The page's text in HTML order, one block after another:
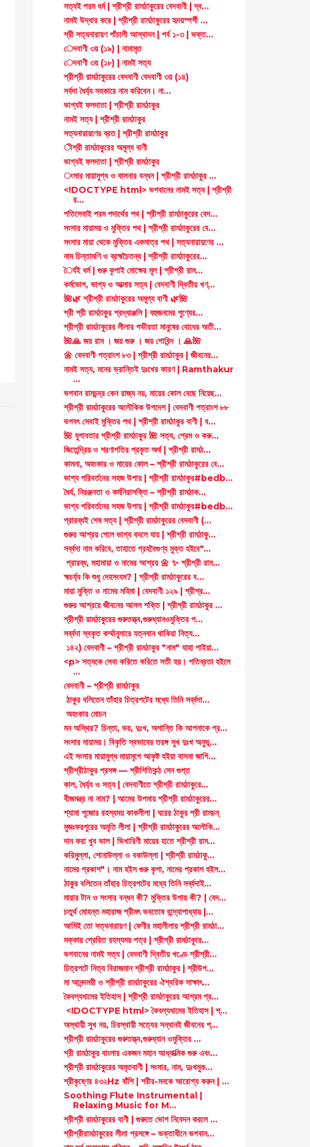
সত্যই পরম ধর্ম | শ্রীশ্রী রামঠাকুরের বেদবাণী | দ্ব...
নামই উদ্ধার করে | শ্রীশ্রী রামঠাকুরের হৃদয়স্পর্শী ...
শ্রী সত্যনারায়ণ পাঁচালী আস্বাদন | পর্ব ১-৩ | ভক্ত...
েদবাণী ৩য় (১৯) | নামামৃত
েদবাণী ৩য় (১৮) | নামই সত্য
শ্রীশ্রী রামঠাকুরের বেদবাণী বেদবাণী ৩য় (১৪)
সর্বদা ধৈর্য্য সহকারে নাম করিবেন। না...
ভাগ্যই ফলদাতা | শ্রীশ্রী রামঠাকুর
নামই সত্য | শ্রীশ্রী রামঠাকুর
সত্যনারায়ণের ব্রত | শ্রীশ্রী রামঠাকুর
ীশ্রী রামঠাকুরের অমূল্য বাণী
ভাগ্যই ফলদাতা | শ্রীশ্রী রামঠাকুর
ংসার মায়ামুগ্ধ ও বাসনার বন্ধন | শ্রীশ্রী রামঠাকুর ...
<!DOCTYPE html> ভগবানের নামই সত্য | শ্রীশ্রী
র...
পতিসেবাই পরম পদার্থের পথ | শ্রীশ্রী রামঠাকুরের বেদ...
সংসার মায়াময় ও মুক্তির পথ | শ্রীশ্রী রামঠাকুরের বে...
সংসার মায়া থেকে মুক্তির একমাত্র পথ | সত্যনারায়ণের ...
নাম চিন্তামণি ও ব্রহ্মচৈতন্য | শ্রীশ্রী রামঠাকুরের...
ৈর্যই ধর্ম | গুরু কৃপাই মোক্ষের মূল | শ্রীশ্রী রাম...
কর্মভোগ, ভাগ্য ও আত্মার সত্য | বেদবাণী দ্বিতীয় খণ্...
🌺🌿 শ্রীশ্রী রামঠাকুরের অমূল্য বাণী 🌿🌺
শ্রী শ্রী রামঠাকুর শ্রদ্ধাঞ্জলি | বহুজনমের পুণ্যের...
শ্রীশ্রী রামঠাকুরের লীলার গভীরতা মানুষের বোধের অতী...
🌺🙏 জয় রাম । জয় গুরু । জয় গোবিন্দ । 🙏🌺
🌼 বেদবাণী পত্রাংশ ৮৩ | শ্রীশ্রী রামঠাকুর | জীবনের...
নামই সত্য, মনের ভ্রান্তিই দুঃখের কারণ | Ramthakur
...
ভগবান রামচন্দ্র কেন রাজ্য নয়, মায়ের কোল বেছে নিয়েছ...
শ্রীশ্রী রামঠাকুরের অলৌকিক উপদেশ | বেদবাণী পত্রাংশ ৮৮
ভগবৎ সেবাই মুক্তির পথ | শ্রীশ্রী রামঠাকুর বাণী | ব...
🌺 যুগাবতার শ্রীশ্রী রামঠাকুর 🌺 সত্য, প্রেম ও করু...
জিতেন্দ্রিয় ও শরণাগতির প্রকৃত অর্থ | শ্রীশ্রী রামঠ...
কামনা, অহংকার ও মায়ের কোল – শ্রীশ্রী রামঠাকুরের বে...
ভাগ্য পরিবর্তনের সহজ উপায় | শ্রীশ্রী রামঠাকুর#bedb...
ধৈর্য, নিরঞ্জনতা ও কর্মনিরাসক্তি – শ্রীশ্রী রামঠাক...
ভাগ্য পরিবর্তনের সহজ উপায় | শ্রীশ্রী রামঠাকুর#bedb...
প্রারব্ধই শেষ সত্য | শ্রীশ্রী রামঠাকুরের বেদবাণী (...
গুরুর আশ্রয় পেলে ভাগ্য বদলে যায় | শ্রীশ্রী রামঠাকু...
সর্ব্বদা নাম করিবে, তাহাতে গ্রহবৈগুণ্য মুক্ত হইবে"...
প্রারব্ধ, মহামায়া ও নামের আশ্রয় 🌼 ✨ শ্রীশ্রী রাম...
হ্মচর্য্য কি শুধু দেহসংযম? | শ্রীশ্রী রামঠাকুরের ব...
মায়া মুক্তি ও নামের মহিমা | বেদবাণী ১২৯ | শ্রীশ্র...
গুরুর আশ্রয়ে জীবনের আসল শক্তি | শ্রীশ্রী রামঠাকুর ...
শ্রীশ্রী রামঠাকুরের গুরুতত্ত্ব,গুরুধ্যানওমুক্তির প...
সর্ব্বদা স্বকৃত কর্ম্মানুসারে যত্নবান থাকিয়া নিত্য...
১৪২) বেদবাণী – শ্রীশ্রী রামঠাকুর "নাম" যাহা পাইয়া...
<p> সত্যকে সেবা করিতে করিতে সতী হয়। পতিব্রতা হইলে
...
বেদবাণী – শ্রীশ্রী রামঠাকুর
ঠাকুর বলিতেন তাঁহার চিত্রপটের মধ্যে তিনি সর্ব্বদা...
অহংকার মোচন
মন অস্থির? চিন্তা, ভয়, দুঃখ, অশান্তি কি আপনাকে গ্র...
সংসার মায়াময়। বিকৃতি স্বভাবের তরঙ্গ সুখ দুঃখ অনুভূ...
এই সংসার মায়ামুগ্ধ মায়ামৃগে আকৃষ্ট হইয়া বাসনা জাগি...
শ্রীশ্রীঠাকুর প্রসঙ্গ — শ্রীশিতিকন্ঠ সেন গুপ্ত
কাল, ধৈর্য্য ও সত্য | বেদবাণীতে শ্রীশ্রী রামঠাকুরে...
বীজমন্ত্র না নাম? | আমের উপমায় শ্রীশ্রী রামঠাকুরের...
শ্যামা পূজোর রহস্যময় কাকলীলা | ঘরের ঠাকুর শ্রী রামচন্
মুজঃফরপুরের অমৃতি লীলা | শ্রীশ্রী রামঠাকুরের অলৌকি...
দান করা খুব ভাল | ভিখারিণী মায়ের হাতে শ্রীশ্রী রাম...
করিমুল্লা, শোনাউল্লা ও বকাউল্লা | শ্রীশ্রী রামঠাকু...
নামের প্রকাশ"। নাম হইল গুরু কৃপা, নামের প্রকাশ হইল...
ঠাকুর বলিতেন তাঁহার চিত্রপটের মধ্যে তিনি সর্ব্বদাই...
মায়ার টান ও সংসার বন্ধন কী? মুক্তির উপায় কী? | বেদ...
চতুর্থ মোহন্ত মহারাজ শ্রীমৎ ভবতোষ বন্দ্যোপাধ্যায় |...
আমিই তো সত্যনারায়ণ | ফেণীর মহালীলায় শ্রীশ্রী রামঠা...
মক্কায় প্রেরিত রহস্যময় পত্র | শ্রীশ্রী রামঠাকুরে...
ভগবানের নামই সত্য | বেদবাণী দ্বিতীয় খণ্ডে শ্রীশ্রী...
চিত্রপটে নিত্য বিরাজমান শ্রীশ্রী রামঠাকুর | শ্রীউপ...
মা আনন্দময়ী ও শ্রীশ্রী রামঠাকুরের ঐশ্বরিক সাক্ষাৎ...
কৈবল্যধামের ইতিহাস | শ্রীশ্রী রামঠাকুরের আশ্রম প্র...
<!DOCTYPE html> কৈবল্যধামের ইতিহাস | শ্...
অস্থায়ী সুখ নয়, চিরস্থায়ী সত্যের সন্ধানই জীবনের প্...
শ্রীশ্রী রামঠাকুরের গুরুতত্ত্ব,গুরুধ্যান ওমুক্তির ...
শ্রী রামঠাকুর বাংলার একজন মহান আধ্যাত্মিক গুরু এবং...
শ্রীশ্রী রামঠাকুরের অমৃতবাণী | সংসার, নাম, দুঃখমুক...
শ্রীকৃষ্ণের ৪৩২Hz বাঁশি | শরীর-মনকে আরোগ্য করুন | ...
Soothing Flute Instrumental |
Relaxing Music for M...
শ্রীশ্রী রামঠাকুরের বাণী | গুরুতে ভোগ নিবেদন করলে ...
শ্রীশ্রীরামঠাকুরের লীলা প্রসঙ্গে – ভক্তাধীনে ভগবান...